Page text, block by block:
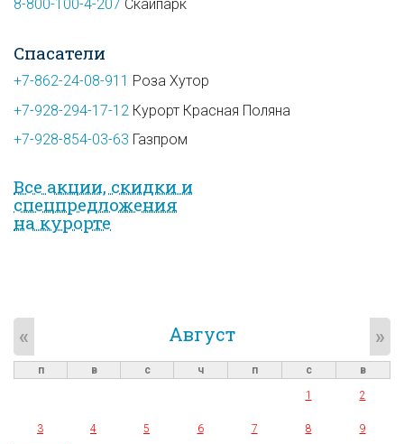
8-800-100-4-207 Скайпарк
Спасатели
+7-862-24-08-911 Роза Хутор
+7-928-294-17-12 Курорт Красная Поляна
+7-928-854-03-63 Газпром
Все акции, скидки и
спец­предложе­ния
на курорте
Август
« »
п в с ч п с
в
1
2
3 4 5 6 7 8 9